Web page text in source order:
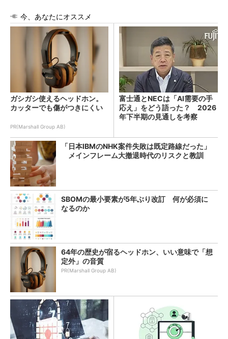
今、あなたにオススメ
ガシガシ使えるヘッドホン。
カッターでも傷がつきにくい
PR(Marshall Group AB)
富士通とNECは「AI需要の手
応え」をどう語った？ 2026
年下半期の見通しを考察
「日本IBMのNHK案件失敗は既定路線だった」
メインフレーム大撤退時代のリスクと教訓
SBOMの最小要素が5年ぶり改訂 何が必須に
なるのか
64年の歴史が宿るヘッドホン、いい意味で「想
定外」の音質
PR(Marshall Group AB)